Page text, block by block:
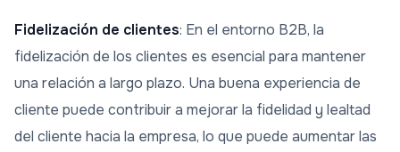
Fidelización de clientes: En el entorno B2B, la
fidelización de los clientes es esencial para mantener
una relación a largo plazo. Una buena experiencia de
cliente puede contribuir a mejorar la fidelidad y lealtad
del cliente hacia la empresa, lo que puede aumentar las